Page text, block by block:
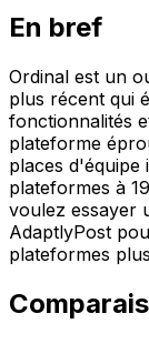
En bref
Ordinal est un
plus récent qui
fonctionnalités
plateforme
places d'équipe
plateformes à
voulez essayer
AdaptlyPost
plateformes